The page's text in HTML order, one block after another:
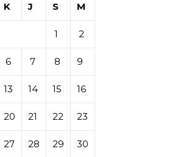
K J S M
1 2
6 7 8 9
13 14 15 16
20 21 22 23
27 28 29 30